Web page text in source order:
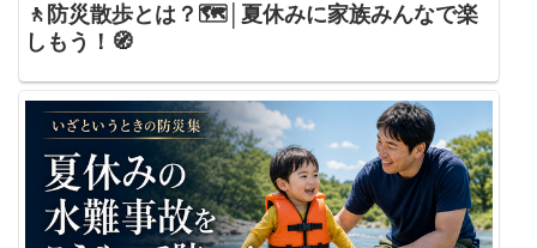
🚶防災散歩とは？🗺️│夏休みに家族みんなで楽
しもう！🧭